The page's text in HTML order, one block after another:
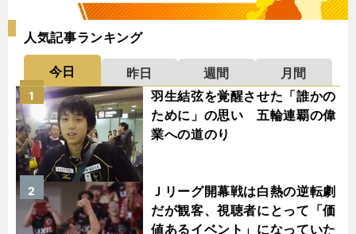
人気記事ランキング
今日 昨日 週間
月間
羽生結弦を覚醒させた「誰かの
ために」の思い 五輪連覇の偉
業への道のり
1
Ｊリーグ開幕戦は白熱の逆転劇
だが観客、視聴者にとって「価
値あるイベント」になっていた
2